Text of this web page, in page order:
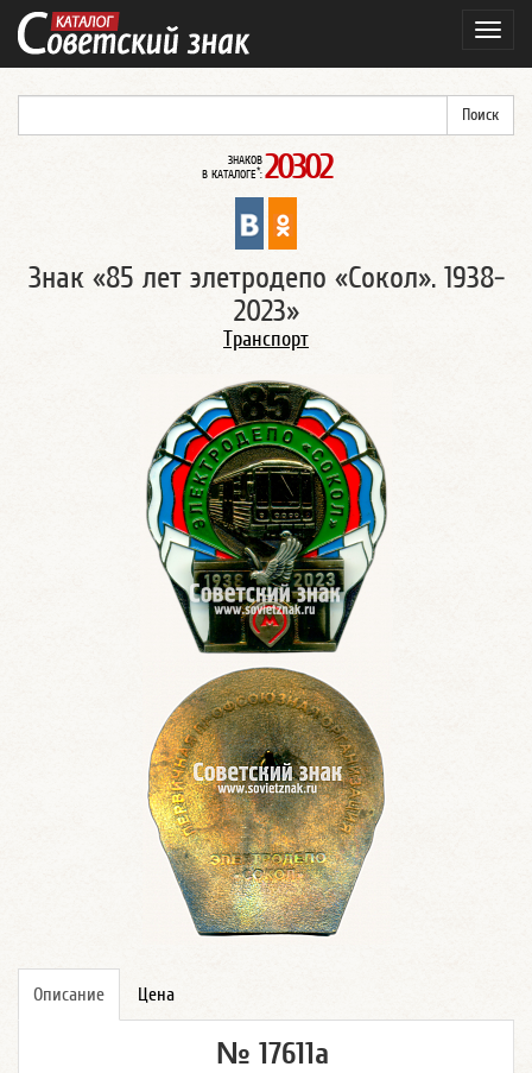
ЗНАКОВ
В КАТАЛОГЕ*: 20302
Знак «85 лет элетродепо «Сокол». 1938-
2023»
Транспорт
Описание Цена
№ 17611а